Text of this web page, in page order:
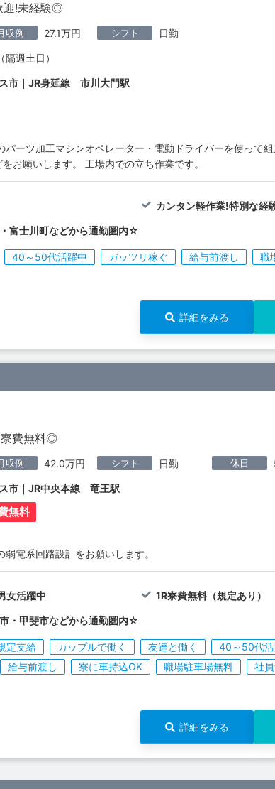
迎!未経験◎
収例 27.1万円 シフト 日勤
週土日）
市｜JR身延線 市川大門駅
パーツ加工マシンオペレーター・電動ドライバーを使って
お願いします。 工場内での立ち作業です。
カンタン軽作業!特別な経
富士川町などから通勤圏内☆
40～50代活躍中 ガッツリ稼ぐ 給与前渡し
職
詳細をみる
寮費無料◎
収例 42.0万円 シフト 日勤 休日
市｜JR中央本線 竜王駅
無料
電系回路設計をお願いします。
女活躍中 1R寮費無料（規定あり）
・甲斐市などから通勤圏内☆
定支給 カップルで働く 友達と働く
40～50代
給与前渡し 寮に車持込OK 職場駐車場無料
社
詳細をみる